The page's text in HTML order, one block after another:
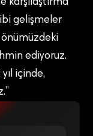
karşılaştırma
gelişmeler
önümüzdeki
ediyoruz.
içinde,